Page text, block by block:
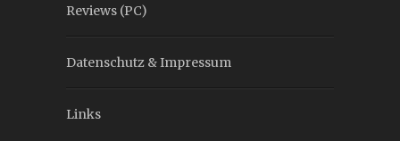
Reviews (PC)
Datenschutz & Impressum
Links